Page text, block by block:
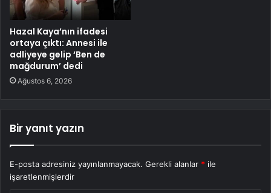
Hazal Kaya’nın ifadesi
ortaya çıktı: Annesi ile
adliyeye gelip ‘Ben de
mağdurum’ dedi
Ağustos 6, 2026
Bir yanıt yazın
E-posta adresiniz yayınlanmayacak. Gerekli alanlar * ile
işaretlenmişlerdir